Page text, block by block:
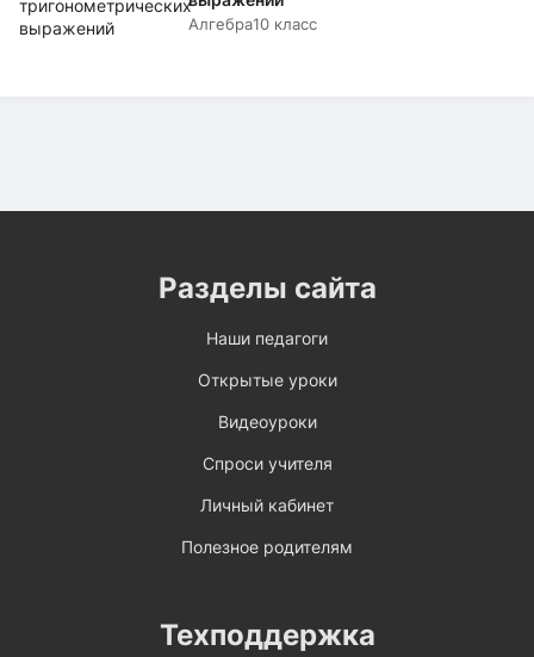
Алгебра10 класс
Разделы сайта
Наши педагоги
Открытые уроки
Видеоуроки
Спроси учителя
Личный кабинет
Полезное родителям
Техподдержка